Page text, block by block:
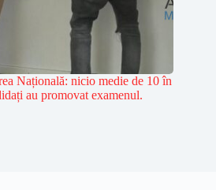
Națională: nicio medie de 10 în
au promovat examenul.